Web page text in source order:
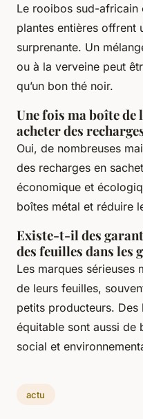
Le rooibos sud-africain
plantes entières offrent
surprenante. Un
ou à la verveine peut
qu’un bon thé noir.
Une fois ma boîte
acheter des
Oui, de nombreuses
des recharges en
économique et
boîtes métal et réduire
Existe-t-il des
des feuilles dans les
Les marques sérieuses
de leurs feuilles,
petits producteurs.
équitable sont aussi de
social et
actu